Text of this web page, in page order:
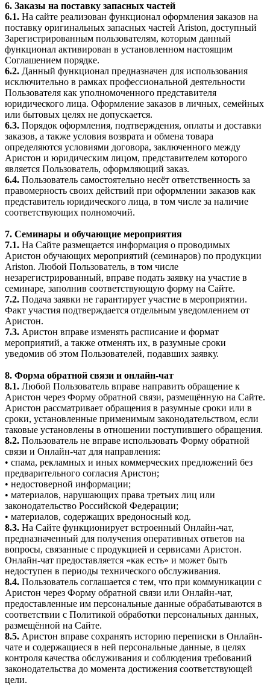
6. Заказы на поставку запасных частей
6.1. На сайте реализован функционал оформления заказов на
поставку оригинальных запасных частей Ariston, доступный
Зарегистрированным пользователям, которым данный
функционал активирован в установленном настоящим
Соглашением порядке.
6.2. Данный функционал предназначен для использования
исключительно в рамках профессиональной деятельности
Пользователя как уполномоченного представителя
юридического лица. Оформление заказов в личных, семейных
или бытовых целях не допускается.
6.3. Порядок оформления, подтверждения, оплаты и доставки
заказов, а также условия возврата и обмена товара
определяются условиями договора, заключенного между
Аристон и юридическим лицом, представителем которого
является Пользователь, оформляющий заказ.
6.4. Пользователь самостоятельно несёт ответственность за
правомерность своих действий при оформлении заказов как
представитель юридического лица, в том числе за наличие
соответствующих полномочий.
7. Семинары и обучающие мероприятия
7.1. На Сайте размещается информация о проводимых
Аристон обучающих мероприятий (семинаров) по продукции
Ariston. Любой Пользователь, в том числе
незарегистрированный, вправе подать заявку на участие в
семинаре, заполнив соответствующую форму на Сайте.
7.2. Подача заявки не гарантирует участие в мероприятии.
Факт участия подтверждается отдельным уведомлением от
Аристон.
7.3. Аристон вправе изменять расписание и формат
мероприятий, а также отменять их, в разумные сроки
уведомив об этом Пользователей, подавших заявку.
8. Форма обратной связи и онлайн-чат
8.1. Любой Пользователь вправе направить обращение к
Аристон через Форму обратной связи, размещённую на Сайте.
Аристон рассматривает обращения в разумные сроки или в
сроки, установленные применимым законодательством, если
таковые установлены в отношении поступившего обращения.
8.2. Пользователь не вправе использовать Форму обратной
связи и Онлайн-чат для направления:
• спама, рекламных и иных коммерческих предложений без
предварительного согласия Аристон;
• недостоверной информации;
• материалов, нарушающих права третьих лиц или
законодательство Российской Федерации;
• материалов, содержащих вредоносный код.
8.3. На Сайте функционирует встроенный Онлайн-чат,
предназначенный для получения оперативных ответов на
вопросы, связанные с продукцией и сервисами Аристон.
Онлайн-чат предоставляется «как есть» и может быть
недоступен в периоды технического обслуживания.
8.4. Пользователь соглашается с тем, что при коммуникации с
Аристон через Форму обратной связи или Онлайн-чат,
предоставленные им персональные данные обрабатываются в
соответствии с Политикой обработки персональных данных,
размещённой на Сайте.
8.5. Аристон вправе сохранять историю переписки в Онлайн-
чате и содержащиеся в ней персональные данные, в целях
контроля качества обслуживания и соблюдения требований
законодательства до момента достижения соответствующей
цели.